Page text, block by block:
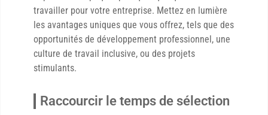
travailler pour votre entreprise. Mettez en lumière
les avantages uniques que vous offrez, tels que des
opportunités de développement professionnel, une
culture de travail inclusive, ou des projets
stimulants.
Raccourcir le temps de sélection